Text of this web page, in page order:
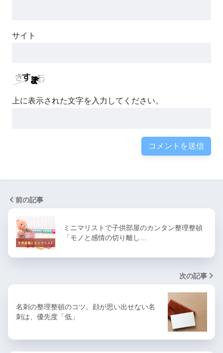
サイト
上に表示された文字を入力してください。
前の記事
ミニマリストで子供部屋のカンタン整理整頓
「モノと感情の切り離し…
次の記事
名刺の整理整頓のコツ。顔が思い出せない名
刺は、優先度「低」